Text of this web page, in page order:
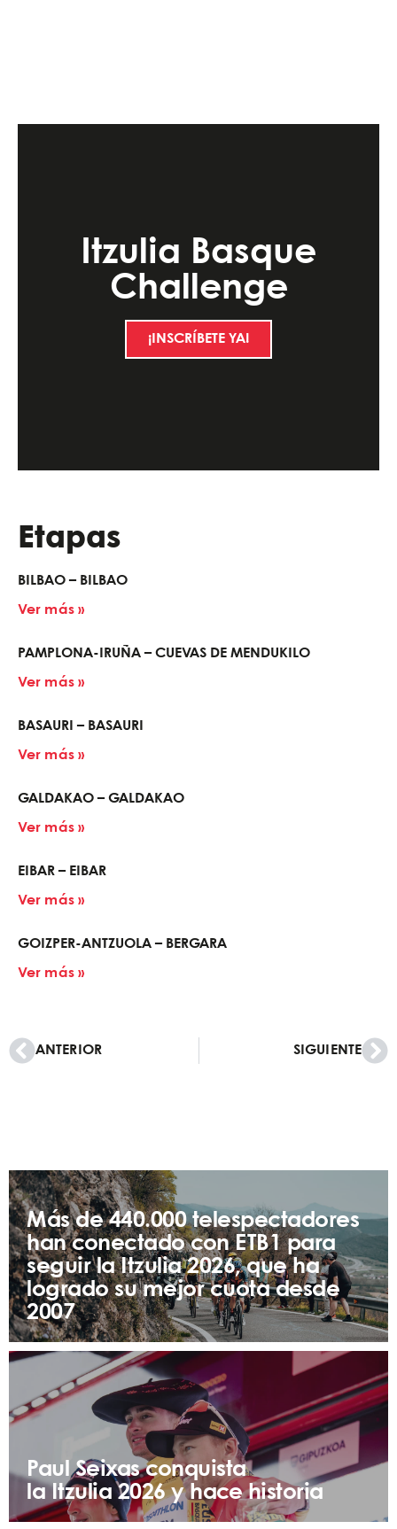
Itzulia Basque
Challenge
¡INSCRÍBETE YA!
Etapas
BILBAO – BILBAO
Ver más »
PAMPLONA-IRUÑA – CUEVAS DE MENDUKILO
Ver más »
BASAURI – BASAURI
Ver más »
GALDAKAO – GALDAKAO
Ver más »
EIBAR – EIBAR
Ver más »
GOIZPER-ANTZUOLA – BERGARA
Ver más »
ANTERIOR SIGUIENTE
Más de 440.000 telespectadores
han conectado con ETB1 para
seguir la Itzulia 2026, que ha
logrado su mejor cuota desde
2007
Paul Seixas conquista
la Itzulia 2026 y hace historia